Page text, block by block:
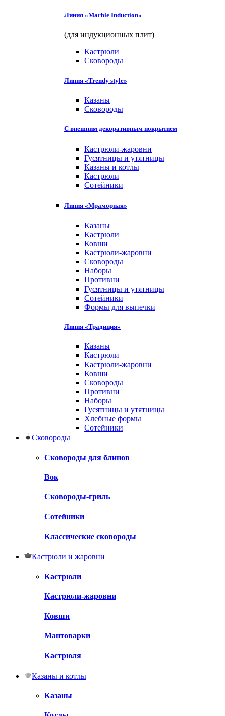
Линия «Marble Induction»
(для индукционных плит)
Кастрюли
Сковороды
Линия «Trendy style»
Казаны
Сковороды
С внешним декоративным покрытием
Кастрюли-жаровни
Гусятницы и утятницы
Казаны и котлы
Кастрюли
Сотейники
Линия «Мраморная»
Казаны
Кастрюли
Ковши
Кастрюли-жаровни
Сковороды
Наборы
Противни
Гусятницы и утятницы
Сотейники
Формы для выпечки
Линия «Традиция»
Казаны
Кастрюли
Кастрюли-жаровни
Ковши
Сковороды
Противни
Наборы
Гусятницы и утятницы
Хлебные формы
Сотейники
Сковороды
Сковороды для блинов
Вок
Сковороды-гриль
Сотейники
Классические сковороды
Кастрюли и жаровни
Кастрюли
Кастрюли-жаровни
Ковши
Мантоварки
Кастрюля
Казаны и котлы
Казаны